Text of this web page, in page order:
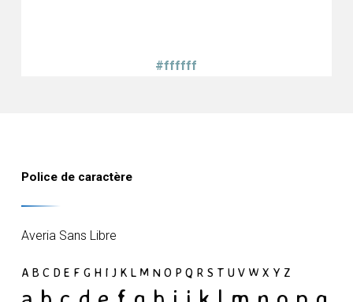
#ffffff
Police de caractère
Averia Sans Libre
A B C D E F G H I J K L M N O P Q R S T U V W X Y Z